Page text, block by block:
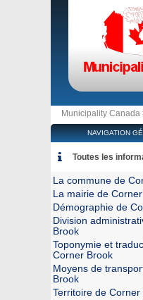
Municipality Canada
NAVIGATION
Toutes les
La commune de
La mairie de
Démographie de
Division
Brook
Toponymie et
Corner Brook
Moyens de
Brook
Territoire de Corner